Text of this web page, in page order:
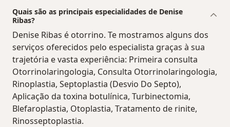
Quais são as principais especialidades de Denise
Ribas?
Denise Ribas é otorrino. Te mostramos alguns dos
serviços oferecidos pelo especialista graças à sua
trajetória e vasta experiência: Primeira consulta
Otorrinolaringologia, Consulta Otorrinolaringologia,
Rinoplastia, Septoplastia (Desvio Do Septo),
Aplicação da toxina botulínica, Turbinectomia,
Blefaroplastia, Otoplastia, Tratamento de rinite,
Rinosseptoplastia.